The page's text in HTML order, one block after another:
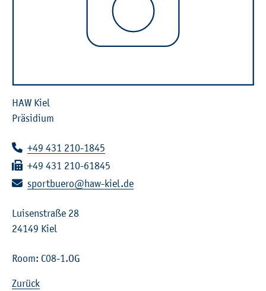
HAW Kiel
Präsidium
Telephone:
+49 431 210-1845
Fax:
+49 431 210-61845
E-mail:
sportbuero@haw-kiel.de
Luisenstraße 28
24149 Kiel
Room: C08-1.OG
Zurück